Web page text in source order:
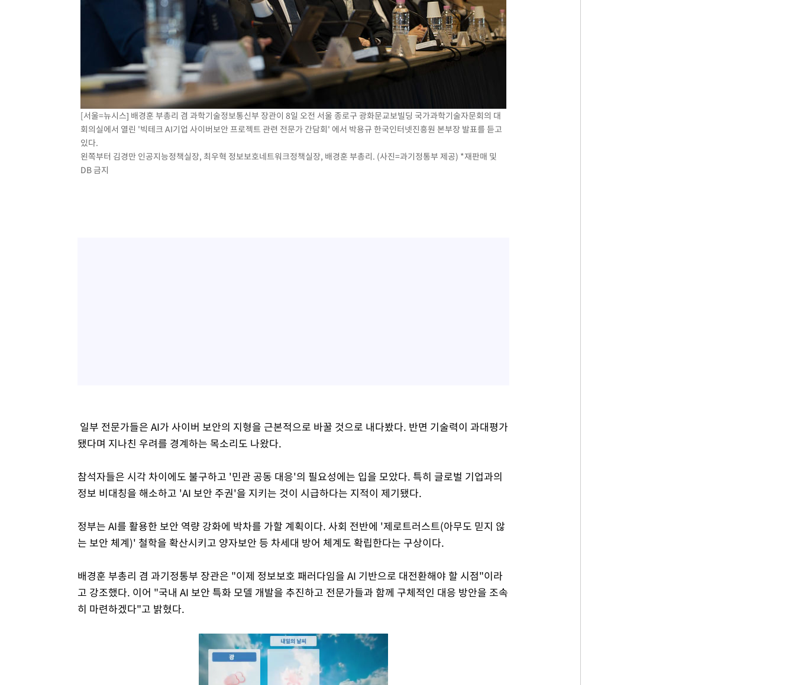
[서울=뉴시스] 배경훈 부총리 겸 과학기술정보통신부 장관이 8일 오전 서울 종로구 광화문교보빌딩 국가과학기술자문회의 대
회의실에서 열린 '빅테크 AI기업 사이버보안 프로젝트 관련 전문가 간담회' 에서 박용규 한국인터넷진흥원 본부장 발표를 듣고
있다.
왼쪽부터 김경만 인공지능정책실장, 최우혁 정보보호네트워크정책실장, 배경훈 부총리. (사진=과기정통부 제공) *재판매 및
DB 금지
일부 전문가들은 AI가 사이버 보안의 지형을 근본적으로 바꿀 것으로 내다봤다. 반면 기술력이 과대평가
됐다며 지나친 우려를 경계하는 목소리도 나왔다.
참석자들은 시각 차이에도 불구하고 '민관 공동 대응'의 필요성에는 입을 모았다. 특히 글로벌 기업과의
정보 비대칭을 해소하고 'AI 보안 주권'을 지키는 것이 시급하다는 지적이 제기됐다.
정부는 AI를 활용한 보안 역량 강화에 박차를 가할 계획이다. 사회 전반에 '제로트러스트(아무도 믿지 않
는 보안 체계)' 철학을 확산시키고 양자보안 등 차세대 방어 체계도 확립한다는 구상이다.
배경훈 부총리 겸 과기정통부 장관은 "이제 정보보호 패러다임을 AI 기반으로 대전환해야 할 시점"이라
고 강조했다. 이어 "국내 AI 보안 특화 모델 개발을 추진하고 전문가들과 함께 구체적인 대응 방안을 조속
히 마련하겠다"고 밝혔다.